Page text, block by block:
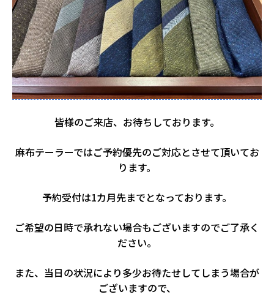
皆様のご来店、お待ちしております。
麻布テーラーではご予約優先のご対応とさせて頂いてお
ります。
予約受付は1カ月先までとなっております。
ご希望の日時で承れない場合もございますのでご了承く
ださい。
また、当日の状況により多少お待たせしてしまう場合が
ございますので、